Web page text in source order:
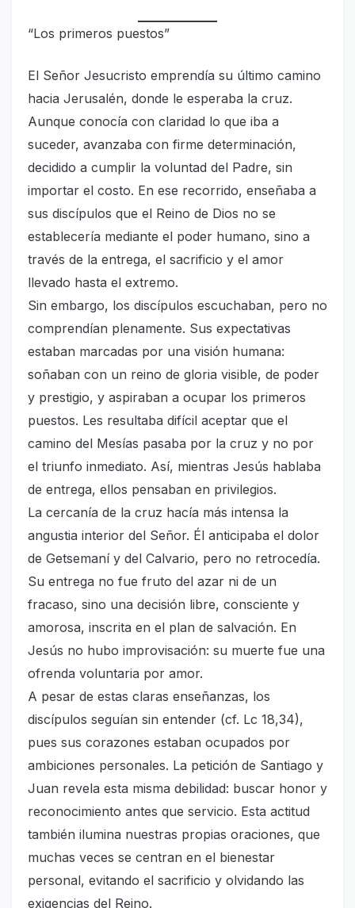
“Los primeros puestos”
El Señor Jesucristo emprendía su último camino
hacia Jerusalén, donde le esperaba la cruz.
Aunque conocía con claridad lo que iba a
suceder, avanzaba con firme determinación,
decidido a cumplir la voluntad del Padre, sin
importar el costo. En ese recorrido, enseñaba a
sus discípulos que el Reino de Dios no se
establecería mediante el poder humano, sino a
través de la entrega, el sacrificio y el amor
llevado hasta el extremo.
Sin embargo, los discípulos escuchaban, pero no
comprendían plenamente. Sus expectativas
estaban marcadas por una visión humana:
soñaban con un reino de gloria visible, de poder
y prestigio, y aspiraban a ocupar los primeros
puestos. Les resultaba difícil aceptar que el
camino del Mesías pasaba por la cruz y no por
el triunfo inmediato. Así, mientras Jesús hablaba
de entrega, ellos pensaban en privilegios.
La cercanía de la cruz hacía más intensa la
angustia interior del Señor. Él anticipaba el dolor
de Getsemaní y del Calvario, pero no retrocedía.
Su entrega no fue fruto del azar ni de un
fracaso, sino una decisión libre, consciente y
amorosa, inscrita en el plan de salvación. En
Jesús no hubo improvisación: su muerte fue una
ofrenda voluntaria por amor.
A pesar de estas claras enseñanzas, los
discípulos seguían sin entender (cf. Lc 18,34),
pues sus corazones estaban ocupados por
ambiciones personales. La petición de Santiago y
Juan revela esta misma debilidad: buscar honor y
reconocimiento antes que servicio. Esta actitud
también ilumina nuestras propias oraciones, que
muchas veces se centran en el bienestar
personal, evitando el sacrificio y olvidando las
exigencias del Reino.